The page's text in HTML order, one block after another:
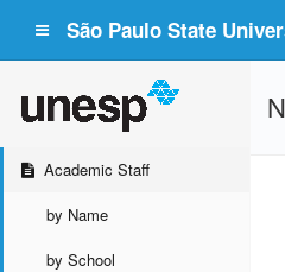
São Paulo State
Academic Staff
by Name
by School